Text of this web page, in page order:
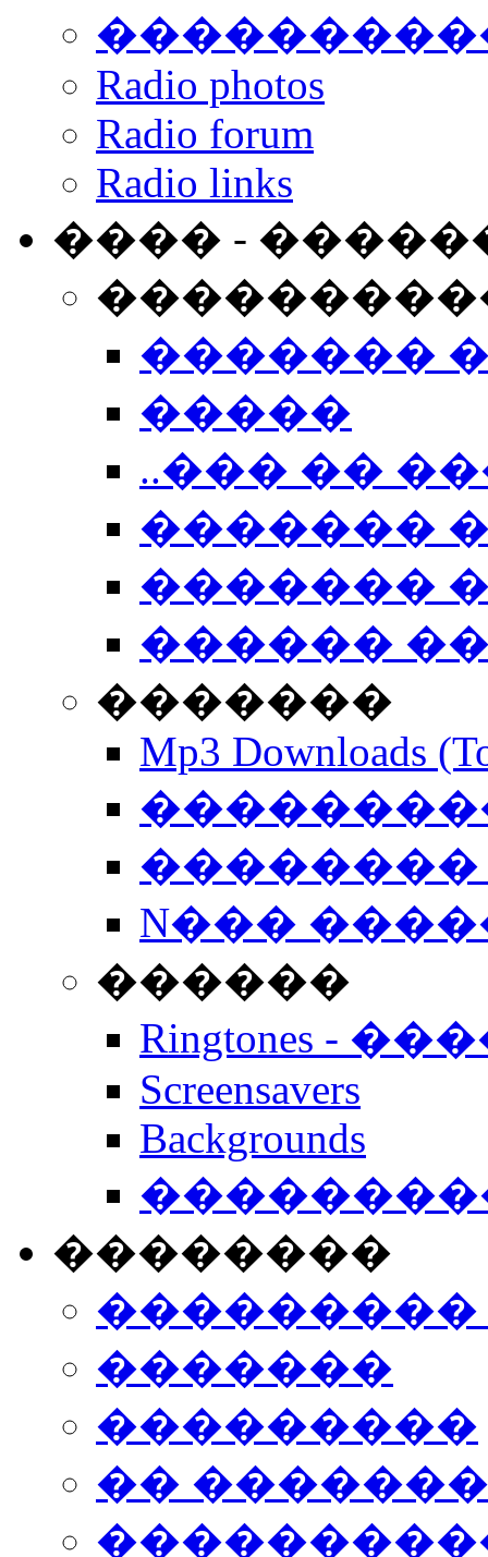
Radio photos
Radio forum
Radio links
���� -
�������
�����
..��� ��
�������
�������
������
�������
Mp3 Downloads
��������
N���
������
Ringtones -
Screensavers
Backgrounds
��������
���������
�������
���������
��